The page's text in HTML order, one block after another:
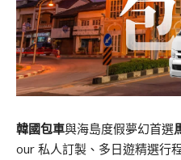
韓國包車與海島度假夢幻首選
our 私人訂製、多日遊精選行